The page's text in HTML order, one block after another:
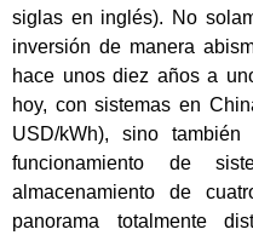
siglas en inglés). No
inversión de manera
hace unos diez años a
hoy, con sistemas en
USD/kWh), sino
funcionamiento de
almacenamiento de
panorama totalmente